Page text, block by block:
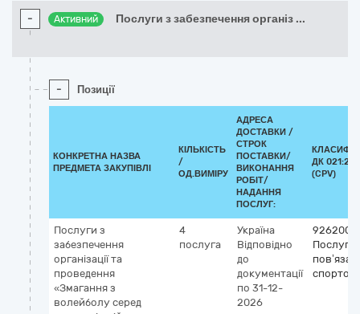
- Активний Послуги з забезпечення організ ...
- Позиції
КОНКРЕТНА НАЗВА
ПРЕДМЕТА ЗАКУПІВЛІ
КІЛЬКІСТЬ
/
ОД.ВИМІРУ
АДРЕСА
ДОСТАВКИ /
СТРОК
ПОСТАВКИ/
ВИКОНАННЯ
РОБІТ/
НАДАННЯ
ПОСЛУГ:
ДК
(CPV)
Послуги з
забезпечення
організації та
проведення
«Змагання з
волейболу серед
4
послуга
Україна
Відповідно
до
документації
по 31-12-
2026
Послуги,
пов’язані
спортом